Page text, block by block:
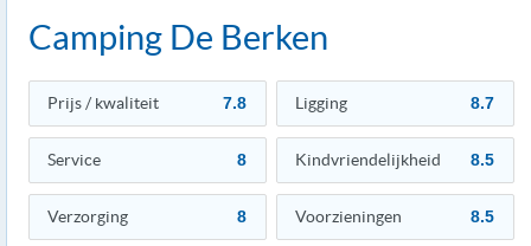
Camping De Berken
Prijs / kwaliteit 7.8 Ligging 8.7
Service 8 Kindvriendelijkheid 8.5
Verzorging 8 Voorzieningen 8.5